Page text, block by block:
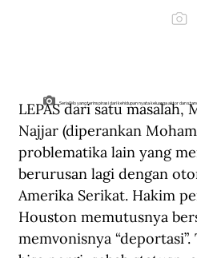
Serial Mo yang terinspirasi dari kehidupan nyata keluarga aktor dan
LEPAS dari satu masalah,
Najjar (diperankan
problematika lain yang
berurusan lagi dengan
Amerika Serikat. Hakim
Houston memutusnya
memvonisnya